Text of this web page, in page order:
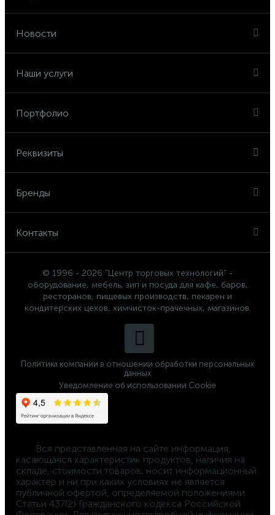
Новости
Наши услуги
Портфолио
Реквизиты
Бренды
Контакты
© 1996 - 2026 "Центр торговых технологий" -
оборудование, мебель, зип и посуда для кафе, баров,
ресторанов, пищевых производств, пекарен и
кондитерских цехов, химчисток-прачечных, магазинов.
Политика компании в отношении обработки персональных
данных
Уведомление об использовании Cookie
касающаяся характеристик продуктов, наличия на
складе, стоимости товаров, носит информационный
характер и ни при каких условиях не является
публичной офертой, определяемой положениями
Статьи 437(2) Гражданского кодекса Российской